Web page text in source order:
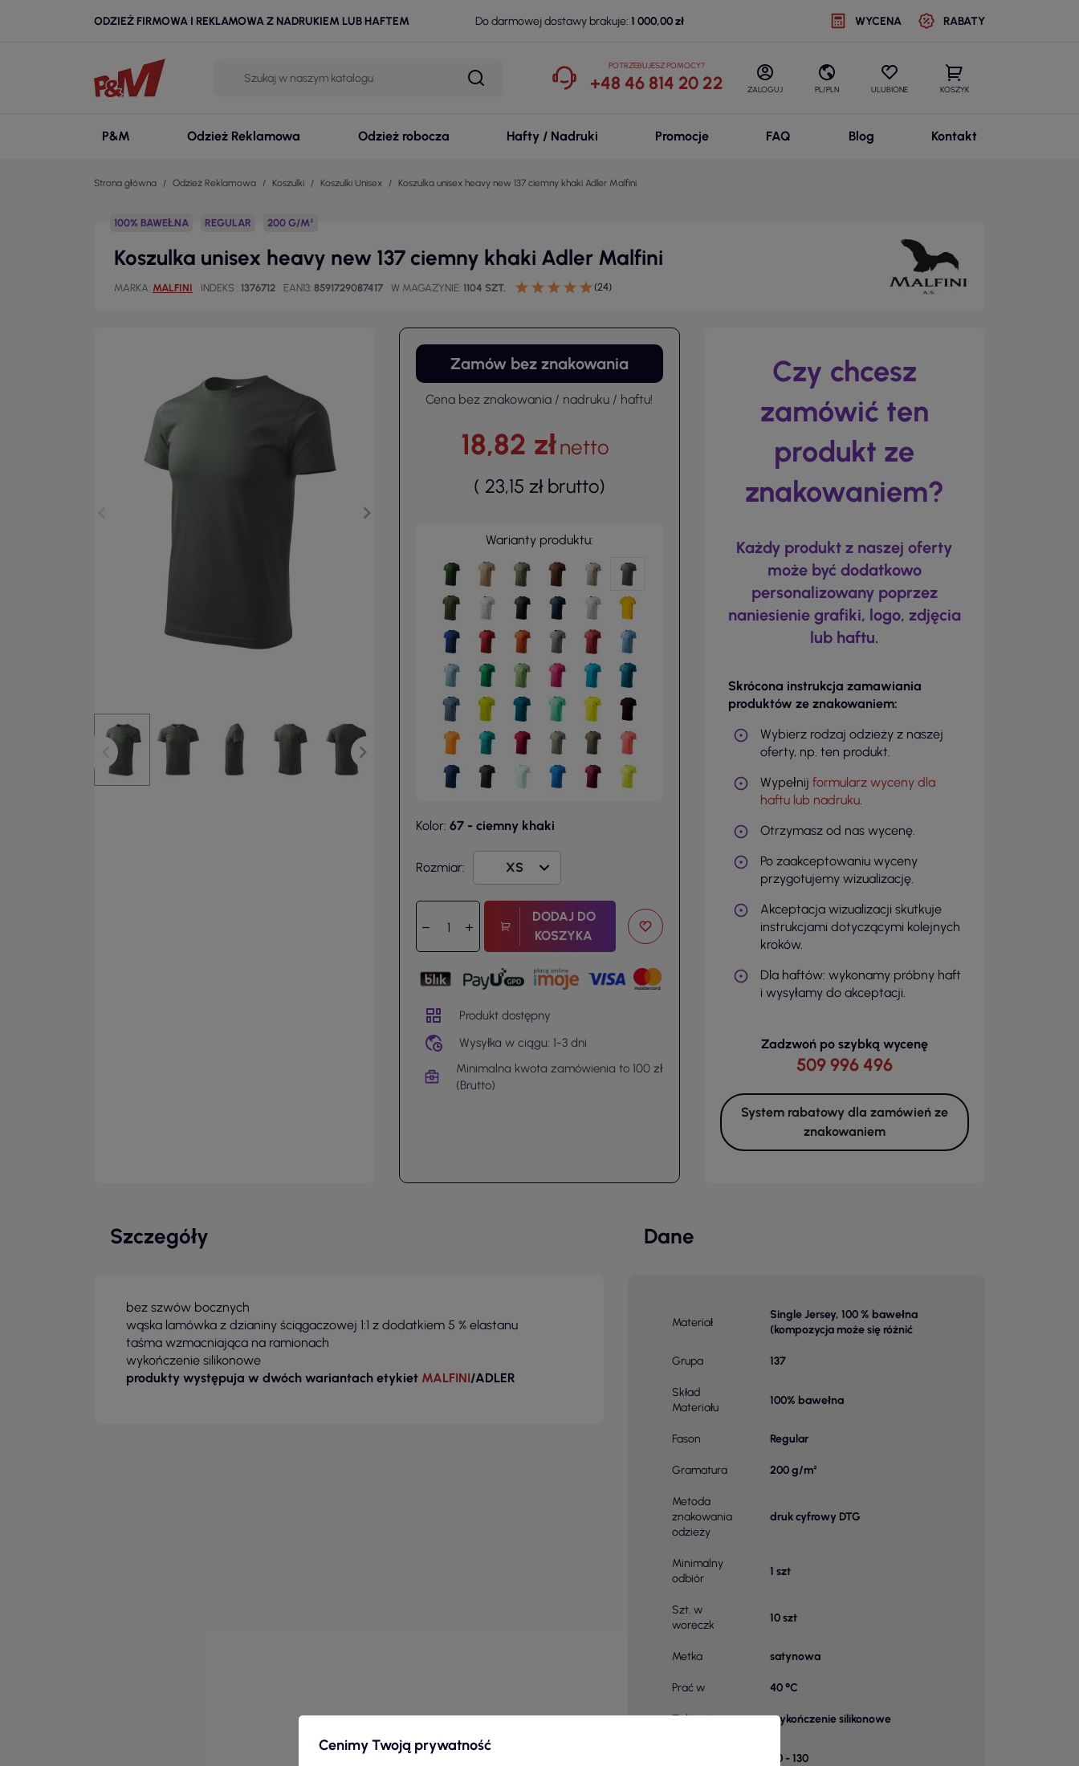
ODZIEŻ FIRMOWA I REKLAMOWA Z NADRUKIEM LUB HAFTEM Do darmowej dostawy brakuje: 1 000,00 zł WYCENA RABATY
POTRZEBUJESZ POMOCY?
+48 46 814 20 22 ZALOGUJ PL/PLN ULUBIONE KOSZYK
P&M Odzież Reklamowa Odzież robocza Hafty / Nadruki Promocje FAQ Blog Kontakt
Strona główna Odzież Reklamowa Koszulki Koszulki Unisex Koszulka unisex heavy new 137 ciemny khaki Adler Malfini
100% BAWEŁNA REGULAR 200 G/M²
Koszulka unisex heavy new 137 ciemny khaki Adler Malfini
MARKA MALFINI INDEKS 1376712 EAN13 8591729087417 W MAGAZYNIE 1104 SZT. (24)
Zamów bez znakowania
Cena bez znakowania / nadruku / haftu!
18,82 złnetto
( 23,15 zł brutto)
Warianty produktu:
Kolor: 67 - ciemny khaki
Rozmiar:
DODAJ DO
KOSZYKA
Produkt dostępny
Wysyłka w ciągu: 1-3 dni
Minimalna kwota zamówienia to 100 zł
(Brutto)
Czy chcesz
zamówić ten
produkt ze
znakowaniem?
Każdy produkt z naszej oferty
może być dodatkowo
personalizowany poprzez
naniesienie grafiki, logo, zdjęcia
lub haftu.
Skrócona instrukcja zamawiania
produktów ze znakowaniem:
Wybierz rodzaj odzieży z naszej
oferty, np. ten produkt.
Wypełnij formularz wyceny dla
haftu lub nadruku.
Otrzymasz od nas wycenę.
Po zaakceptowaniu wyceny
przygotujemy wizualizację.
Akceptacja wizualizacji skutkuje
instrukcjami dotyczącymi kolejnych
kroków.
Dla haftów: wykonamy próbny haft
i wysyłamy do akceptacji.
Zadzwoń po szybką wycenę
509 996 496
System rabatowy dla zamówień ze
znakowaniem
Szczegóły
bez szwów bocznych
wąska lamówka z dzianiny ściągaczowej 1:1 z dodatkiem 5 % elastanu
taśma wzmacniająca na ramionach
wykończenie silikonowe
produkty występuja w dwóch wariantach etykiet MALFINI/ADLER
Dane
Materiał
Single Jersey, 100 % bawełna
(kompozycja może się różnić
Grupa 137
Skład
Materiału
100% bawełna
Fason Regular
Gramatura 200 g/m²
Metoda
znakowania
odzieży
druk cyfrowy DTG
Minimalny
odbiór
1 szt
Szt. w
woreczk
10 szt
Metka satynowa
Prać w 40 °C
Zabiegi wykończenie silikonowe
60 - 130
Cenimy Twoją prywatność